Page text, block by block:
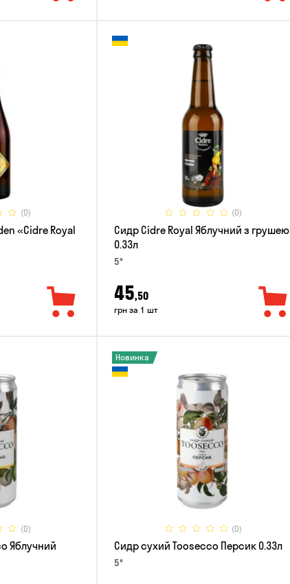
(0)
«Cidre Royal
(0)
Сидр Cidre Royal Яблучний з грушею
0.33л
5°
45,50
грн за 1 шт
(0)
Яблучний
(0)
Новинка
Сидр сухий Toosecco Персик 0.33л
5°